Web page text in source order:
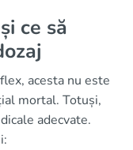
ce să
acesta nu este
mortal. Totuși,
adecvate.